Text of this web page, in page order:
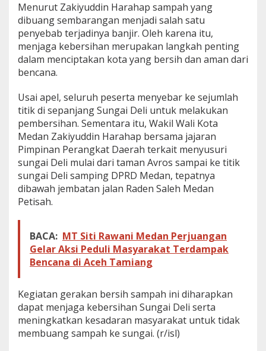
S
a
m
p
h
s
u
i
I
n
s
t
r
u
P
r
e
s
d
e
n
P
r
Menurut Zakiyuddin Harahap sampah yang
dibuang sembarangan menjadi salah satu
penyebab terjadinya banjir. Oleh karena itu,
menjaga kebersihan merupakan langkah penting
dalam menciptakan kota yang bersih dan aman dari
bencana.
Usai apel, seluruh peserta menyebar ke sejumlah
titik di sepanjang Sungai Deli untuk melakukan
pembersihan. Sementara itu, Wakil Wali Kota
Medan Zakiyuddin Harahap bersama jajaran
Pimpinan Perangkat Daerah terkait menyusuri
sungai Deli mulai dari taman Avros sampai ke titik
sungai Deli samping DPRD Medan, tepatnya
dibawah jembatan jalan Raden Saleh Medan
Petisah.
BACA: MT Siti Rawani Medan Perjuangan
Gelar Aksi Peduli Masyarakat Terdampak
Bencana di Aceh Tamiang
Kegiatan gerakan bersih sampah ini diharapkan
dapat menjaga kebersihan Sungai Deli serta
meningkatkan kesadaran masyarakat untuk tidak
membuang sampah ke sungai. (r/isl)